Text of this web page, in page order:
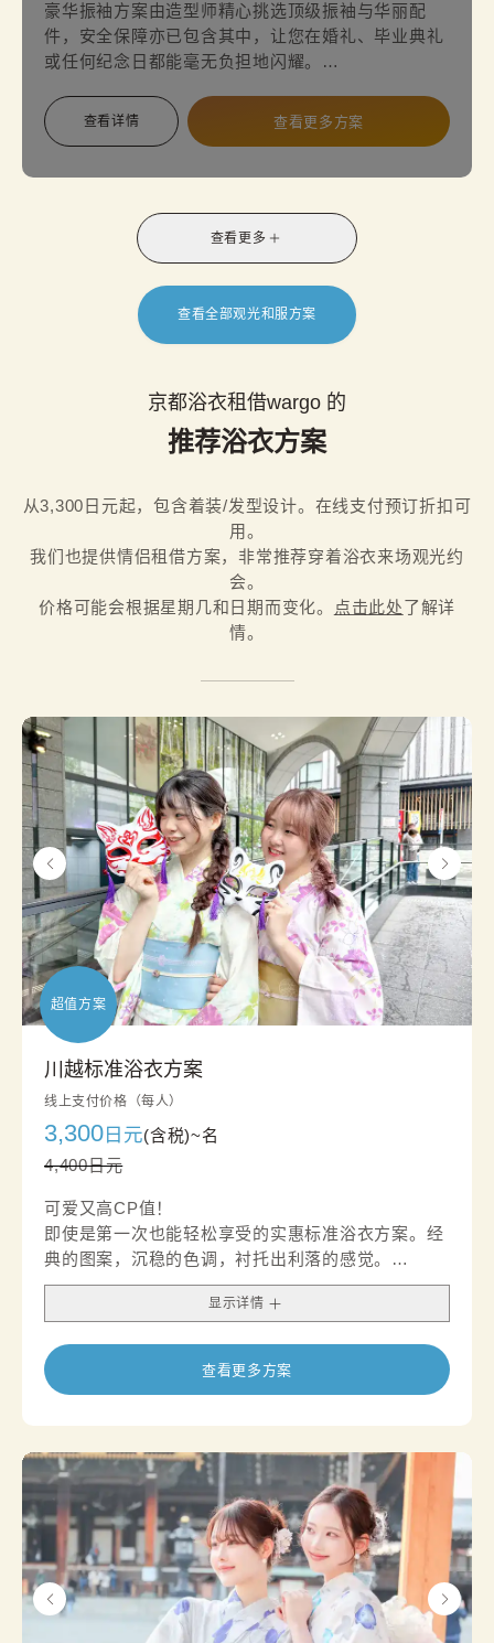
豪华振袖方案由造型师精心挑选顶级振袖与华丽配
件，安全保障亦已包含其中，让您在婚礼、毕业典礼
或任何纪念日都能毫无负担地闪耀。
套装内容：振袖、正式带、带揚/带締、内衬、足袋、
草履、手包以及专业着装服务。
查看详情 查看更多方案
查看更多
查看全部观光和服方案
京都浴衣租借wargo 的
推荐浴衣方案
从3,300日元起，包含着装/发型设计。在线支付预订折扣可
用。
我们也提供情侣租借方案，非常推荐穿着浴衣来场观光约
会。
价格可能会根据星期几和日期而变化。
点击此处了解详
情。
超值方案
川越标准浴衣方案
线上支付价格（每人）
3,300 日元(含税)~名
4,400日元
可爱又高CP值！
即使是第一次也能轻松享受的实惠标准浴衣方案。经
典的图案，沉稳的色调，衬托出利落的感觉。
我们还建议您在腰带可以搭配腰带配饰，打造别致的
显示详情
查看更多方案